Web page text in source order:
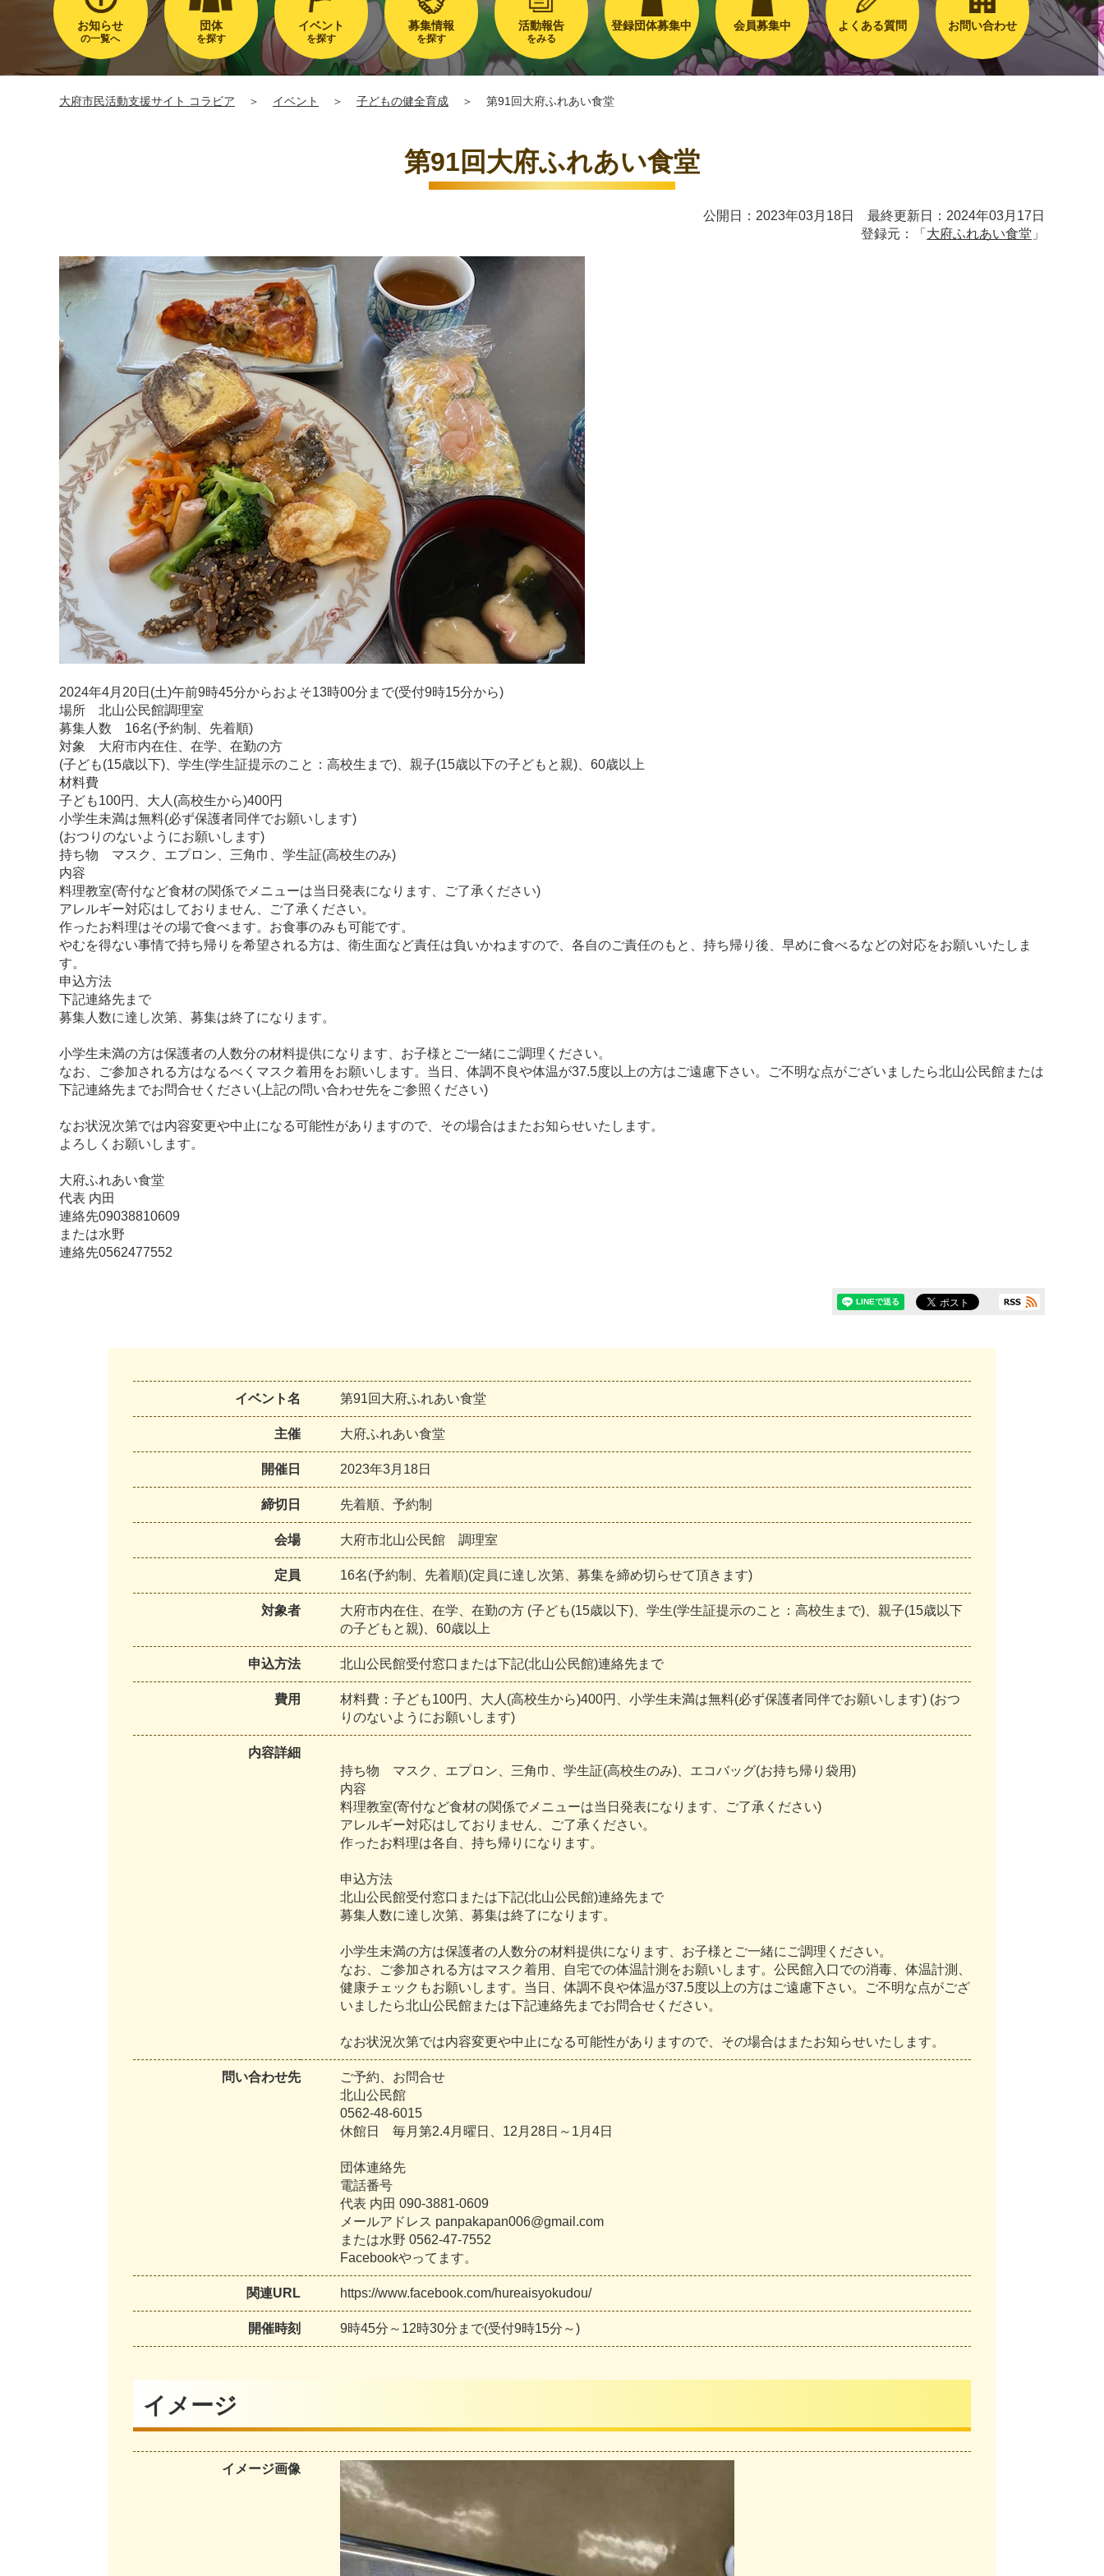
お知らせ
の一覧へ
団体
を探す
イベント
を探す
募集情報
を探す
活動報告
をみる
登録団体募集中 会員募集中 よくある質問 お問い合わせ
大府市民活動支援サイト コラビア ＞ イベント ＞ 子どもの健全育成 ＞ 第91回大府ふれあい食堂
第91回大府ふれあい食堂
公開日：2023年03月18日 最終更新日：2024年03月17日
登録元：「 大府ふれあい食堂 」
2024年4月20日(土)午前9時45分からおよそ13時00分まで(受付9時15分から)
場所 北山公民館調理室
募集人数 16名(予約制、先着順)
対象 大府市内在住、在学、在勤の方
(子ども(15歳以下)、学生(学生証提示のこと：高校生まで)、親子(15歳以下の子どもと親)、60歳以上
材料費
子ども100円、大人(高校生から)400円
小学生未満は無料(必ず保護者同伴でお願いします)
(おつりのないようにお願いします)
持ち物 マスク、エプロン、三角巾、学生証(高校生のみ)
内容
料理教室(寄付など食材の関係でメニューは当日発表になります、ご了承ください)
アレルギー対応はしておりません、ご了承ください。
作ったお料理はその場で食べます。お食事のみも可能です。
やむを得ない事情で持ち帰りを希望される方は、衛生面など責任は負いかねますので、各自のご責任のもと、持ち帰り後、早めに食べるなどの対応をお願いいたしま
す。
申込方法
下記連絡先まで
募集人数に達し次第、募集は終了になります。
小学生未満の方は保護者の人数分の材料提供になります、お子様とご一緒にご調理ください。
なお、ご参加される方はなるべくマスク着用をお願いします。当日、体調不良や体温が37.5度以上の方はご遠慮下さい。ご不明な点がございましたら北山公民館または
下記連絡先までお問合せください(上記の問い合わせ先をご参照ください)
なお状況次第では内容変更や中止になる可能性がありますので、その場合はまたお知らせいたします。
よろしくお願いします。
大府ふれあい食堂
代表 内田
連絡先09038810609
または水野
連絡先0562477552
イベント名 第91回大府ふれあい食堂
主催 大府ふれあい食堂
開催日 2023年3月 18日
締切日 先着順、 予約制
会場 大府市北山公民館 調理室
定員 16名(予約制 、 先着順)(定 員に達 し次第、 募集を締め切 らせて頂き ま す)
対象者 大府市内在住、 在学、 在勤の方 (子ども(15歳以下)、 学生(学生証提示のこ と ： 高校生 ま で)、 親子(15歳以下
の子ども と親)、 60歳以上
申込方法 北山公民館受付窓口 ま たは下記(北山公民館)連絡先ま で
費用 材料費 ： 子ども100円 、 大人(高校生から)400円 、 小学生未満は無料(必ず保護者同伴でお願い し ま す) (おつ
り のないよ う にお願い し ま す)
内容詳細
持ち物 マス ク 、 エプロ ン、 三角巾 、 学生証(高校生のみ)、 エコバッグ(お持ち帰 り 袋用)
内容
料理教室(寄付など食材の関係でメ ニューは当 日 発表にな り ま す、 ご了承 く ださ い)
アレルギー対応は してお り ま せん、 ご了承 く ださ い。
作ったお料理は各自 、 持ち帰 り にな り ま す。
申込方法
北山公民館受付窓口 ま たは下記(北山公民館)連絡先ま で
募集人数に達 し次第、 募集は終了にな り ま す。
小学生未満の方は保護者の人数分の材料提供にな り ま す、 お子様と ご一緒にご調理 く ださ い。
なお、 ご参加される方はマス ク着用 、 自宅での体温計測 をお願い し ま す。 公民館入口での消毒、 体温計測 、
健康チェ ッ ク もお願い し ま す。 当 日 、 体調不良や体温が37.5度以上の方はご遠慮下さ い。 ご不明な点がござ
い ま した ら北山公民館ま たは下記連絡先ま でお問合せ く ださ い。
なお状況次第では内容変更や中止になる可能性があ り ま すので、 その場合は ま たお知らせいた し ま す。
問い合わせ先 ご予約、 お問合せ
北山公民館
0562-48-6015
休館日 毎月 第2.4月 曜 日 、 12月 28日 ～ 1月 4日
団体連絡先
電話番号
代表 内田 090-3881-0609
メ ールア ド レス panpakapan006@gmai .com
ま たは水野 0562-47-7552
Facebookやって ま す。
関連URL https://www.facebook.com/hureaisyokudou/
開催時刻 9時45分 ～ 12時30分 ま で(受付9時15分 ～)
イメージ
イメージ画像